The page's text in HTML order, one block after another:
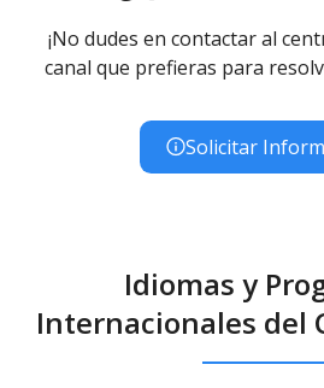
¡No dudes en contactar al
canal que prefieras para
Solicitar
Idiomas y
Internacionales del